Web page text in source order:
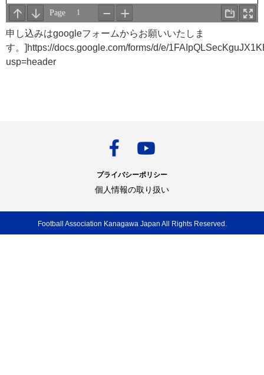
申し込みはgoogleフォームからお願いいたしま
す。]https://docs.google.com/forms/d/e/
usp=header
プライバシーポリシー
個人情報の取り扱い
Football Association Kanagawa Japan All Rights Reserved.